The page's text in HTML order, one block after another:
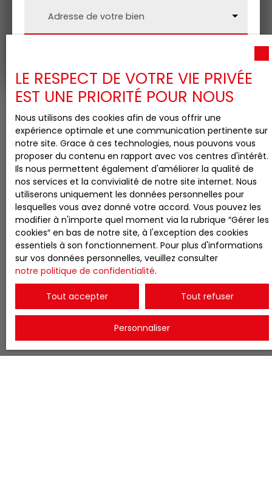
Adresse de votre bien
LE RESPECT DE VOTRE VIE PRIVÉE
EST UNE PRIORITÉ POUR NOUS
Nous utilisons des cookies afin de vous offrir une
expérience optimale et une communication pertinente sur
notre site. Grace à ces technologies, nous pouvons vous
proposer du contenu en rapport avec vos centres d'intérêt.
Ils nous permettent également d'améliorer la qualité de
nos services et la convivialité de notre site internet. Nous
utiliserons uniquement les données personnelles pour
lesquelles vous avez donné votre accord. Vous pouvez les
modifier à n'importe quel moment via la rubrique ″Gérer les
cookies″ en bas de notre site, à l'exception des cookies
essentiels à son fonctionnement. Pour plus d'informations
sur vos données personnelles, veuillez consulter
notre politique de confidentialité.
Tout accepter Tout refuser
Personnaliser